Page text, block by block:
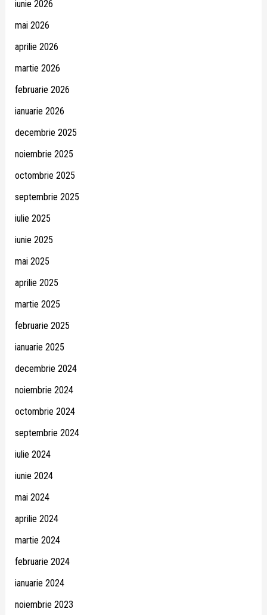
iunie 2026
mai 2026
aprilie 2026
martie 2026
februarie 2026
ianuarie 2026
decembrie 2025
noiembrie 2025
octombrie 2025
septembrie 2025
iulie 2025
iunie 2025
mai 2025
aprilie 2025
martie 2025
februarie 2025
ianuarie 2025
decembrie 2024
noiembrie 2024
octombrie 2024
septembrie 2024
iulie 2024
iunie 2024
mai 2024
aprilie 2024
martie 2024
februarie 2024
ianuarie 2024
noiembrie 2023